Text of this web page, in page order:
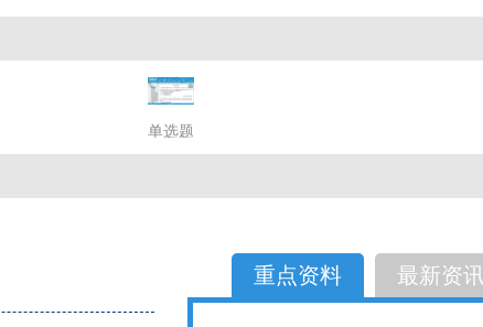
单选题
选择题
重点资料 最新资讯